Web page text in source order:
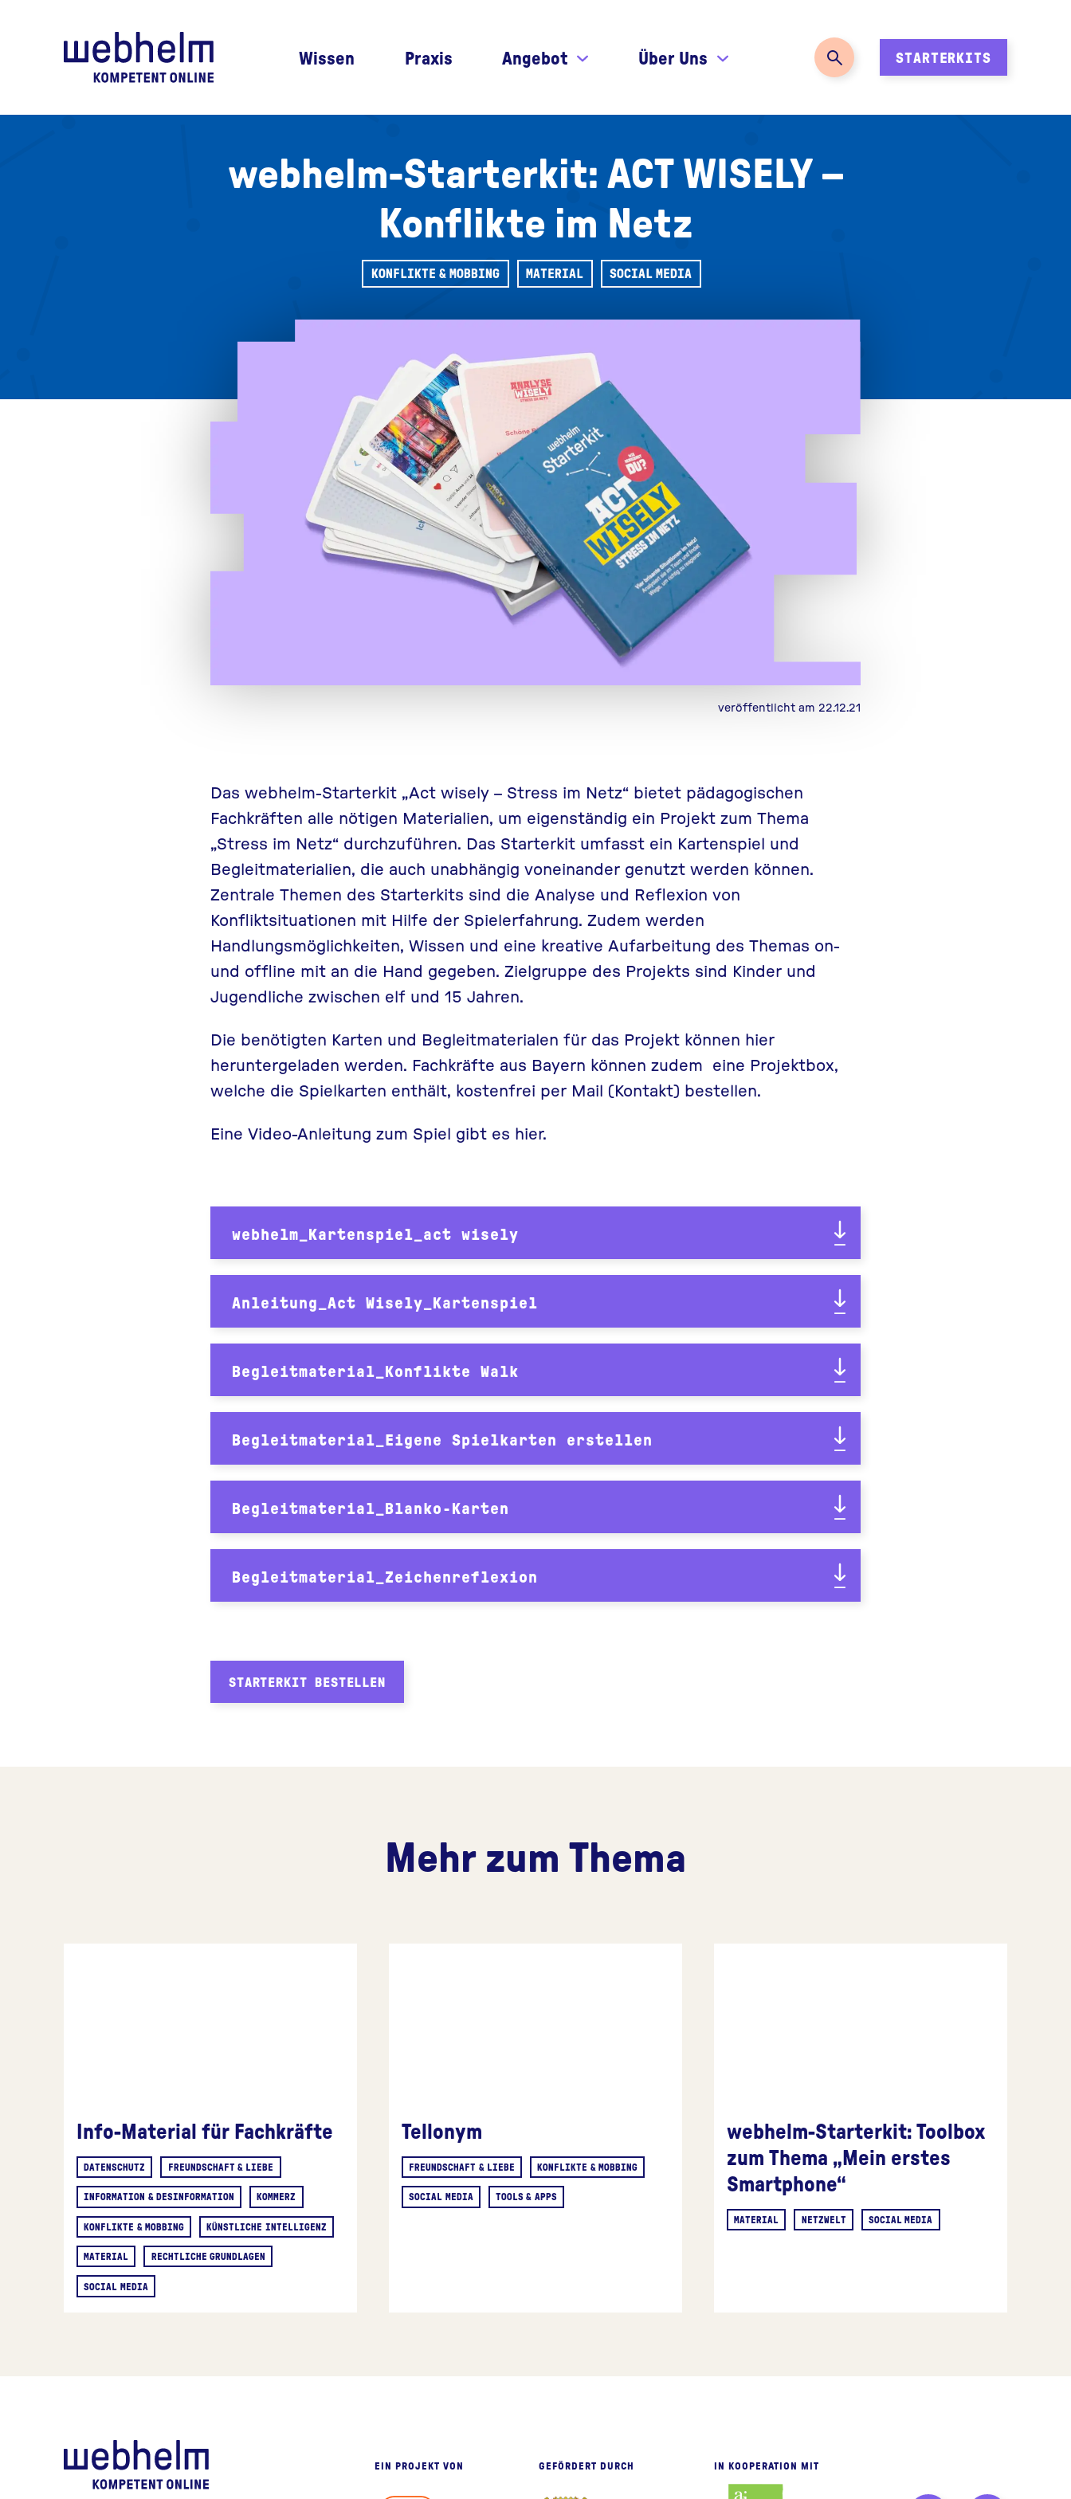
Wissen Praxis Angebot Über Uns STARTERKITS
webhelm-Starterkit: ACT WISELY –
Konflikte im Netz
KONFLIKTE & MOBBING MATERIAL SOCIAL MEDIA
veröffentlicht am 22.12.21
Das webhelm-Starterkit „Act wisely – Stress im Netz“ bietet pädagogischen
Fachkräften alle nötigen Materialien, um eigenständig ein Projekt zum Thema
„Stress im Netz“ durchzuführen. Das Starterkit umfasst ein Kartenspiel und
Begleitmaterialien, die auch unabhängig voneinander genutzt werden können.
Zentrale Themen des Starterkits sind die Analyse und Reflexion von
Konfliktsituationen mit Hilfe der Spielerfahrung. Zudem werden
Handlungsmöglichkeiten, Wissen und eine kreative Aufarbeitung des Themas on-
und offline mit an die Hand gegeben. Zielgruppe des Projekts sind Kinder und
Jugendliche zwischen elf und 15 Jahren.
Die benötigten Karten und Begleitmaterialen für das Projekt können hier
heruntergeladen werden. Fachkräfte aus Bayern können zudem eine Projektbox,
welche die Spielkarten enthält, kostenfrei per Mail (Kontakt) bestellen.
Eine Video-Anleitung zum Spiel gibt es hier.
webhelm_Kartenspiel_act wisely
Anleitung_Act Wisely_Kartenspiel
Begleitmaterial_Konflikte Walk
Begleitmaterial_Eigene Spielkarten erstellen
Begleitmaterial_Blanko-Karten
Begleitmaterial_Zeichenreflexion
STARTERKIT BESTELLEN
Mehr zum Thema
Info-Material für Fachkräfte
DATENSCHUTZ FREUNDSCHAFT & LIEBE
INFORMATION & DESINFORMATION KOMMERZ
KONFLIKTE & MOBBING KÜNSTLICHE INTELLIGENZ
MATERIAL RECHTLICHE GRUNDLAGEN
SOCIAL MEDIA
Tellonym
FREUNDSCHAFT & LIEBE KONFLIKTE & MOBBING
SOCIAL MEDIA TOOLS & APPS
webhelm-Starterkit: Toolbox
zum Thema „Mein erstes
Smartphone“
MATERIAL NETZWELT SOCIAL MEDIA
EIN PROJEKT VON GEFÖRDERT DURCH IN KOOPERATION MIT